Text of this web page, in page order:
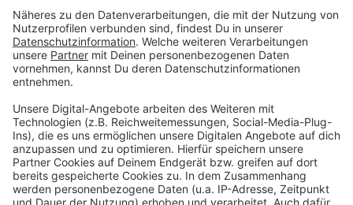
Emotionen wecken und Denkanstöße geben können.
Am Tag vor dem Festival gab es auch schon eine
Vorstellung für Schülerinnen und Schüler.Hier geht es
zum Festival-Programm.